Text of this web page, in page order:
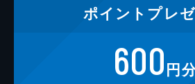
ポイント プレ
600円